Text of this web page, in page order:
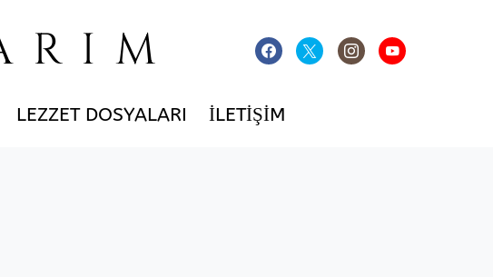
LEZZET DOSYALARI İLETIŞIM